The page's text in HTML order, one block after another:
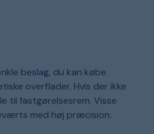
beslag, du kan købe.
overflader. Hvis der ikke
til fastgørelsesrem. Visse
med høj præcision.